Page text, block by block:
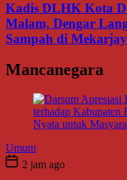
Kadis DLHK Kota
Malam, Dengar
Sampah di
Mancanegara
Umum
2 jam ago